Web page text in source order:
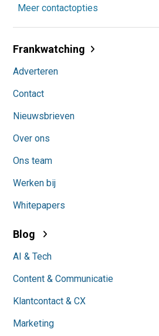
Meer contactopties
Frankwatching
Adverteren
Contact
Nieuwsbrieven
Over ons
Ons team
Werken bij
Whitepapers
Blog
AI & Tech
Content & Communicatie
Klantcontact & CX
Marketing